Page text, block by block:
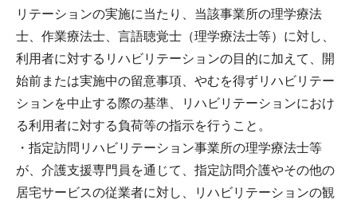
リテーションの実施に当たり、当該事業所の理学療法
士、作業療法士、言語聴覚士（理学療法士等）に対し、
利用者に対するリハビリテーションの目的に加えて、開
始前または実施中の留意事項、やむを得ずリハビリテー
ションを中止する際の基準、リハビリテーションにおけ
る利用者に対する負荷等の指示を行うこと。
・指定訪問リハビリテーション事業所の理学療法士等
が、介護支援専門員を通じて、指定訪問介護やその他の
居宅サービスの従業者に対し、リハビリテーションの観